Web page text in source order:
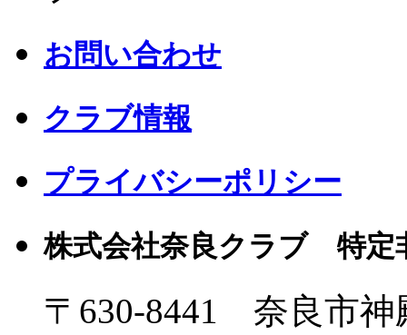
お問い合わせ
クラブ情報
プライバシーポリシー
株式会社奈良クラブ 特定
〒630-8441 奈良市